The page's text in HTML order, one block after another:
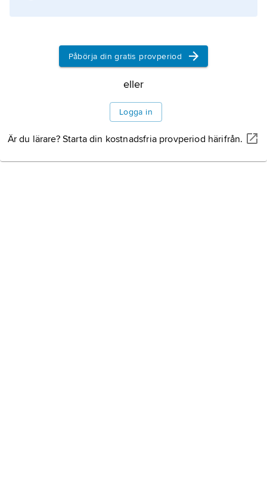
Påbörja din gratis provperiod
eller
Logga in
Är du lärare? Starta din kostnadsfria provperiod härifrån.